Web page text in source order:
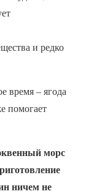
и редко
время – ягода
помогает
морс
ничем не